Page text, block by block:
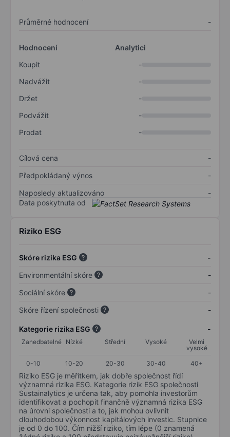
Průměrné hodnocení -
Hodnocení
Analytici
Koupit
-
Nadvážit
-
Držet
-
Podvážit
-
Prodat
-
Cílová cena
-
Předpokládaný výnos
-
Naposledy aktualizováno
-
Data poskytnuta od
Riziko ESG
Skóre rizika ESG
-
Environmentální skóre
-
Sociální skóre
-
Skóre řízení společnosti
-
Kategorie rizika ESG -
Zanedbatelné Nízké Střední Vysoké
Velmi
vysoké
0-10
10-20 20-30 30-40 40+
Riziko ESG je měřítkem, jak dobře společnost řídí
významná rizika ESG. Kategorie rizik ESG společnosti
Sustainalytics je určena tak, aby pomohla investorům
identifikovat a pochopit finančně významná rizika ESG
na úrovni společnosti a to, jak mohou ovlivnit
dlouhodobou výkonnost kapitálových investic. Stupnice
je od 0 do 100. Čím nižší riziko, tím lépe (0 znamená